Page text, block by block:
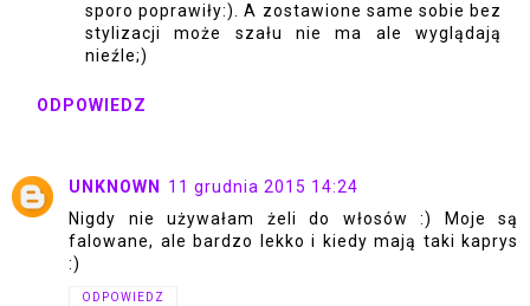
sporo poprawiły:). A zostawione same sobie bez
stylizacji może szału nie ma ale wyglądają
nieźle;)
ODPOWIEDZ
UNKNOWN
11 grudnia 2015 14:24
Nigdy nie używałam żeli do włosów :) Moje są
falowane, ale bardzo lekko i kiedy mają taki kaprys
:)
ODPOWIEDZ